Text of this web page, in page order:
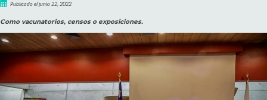
Publicado el junio 22, 2022
Como vacunatorios, censos o exposiciones.